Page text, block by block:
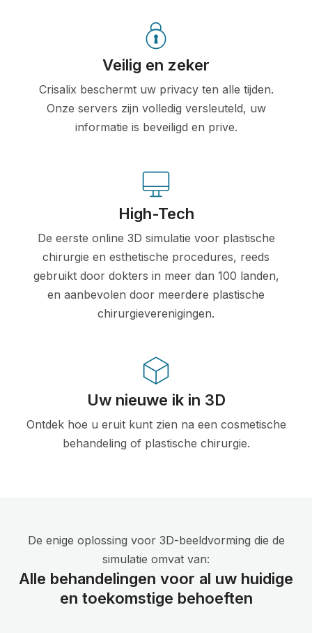
Veilig en zeker
Crisalix beschermt uw privacy ten alle tijden.
Onze servers zijn volledig versleuteld, uw
informatie is beveiligd en prive.
High-Tech
De eerste online 3D simulatie voor plastische
chirurgie en esthetische procedures, reeds
gebruikt door dokters in meer dan 100 landen,
en aanbevolen door meerdere plastische
chirurgieverenigingen.
Uw nieuwe ik in 3D
Ontdek hoe u eruit kunt zien na een cosmetische
behandeling of plastische chirurgie.
De enige oplossing voor 3D-beeldvorming die de
simulatie omvat van:
Alle behandelingen voor al uw huidige
en toekomstige behoeften